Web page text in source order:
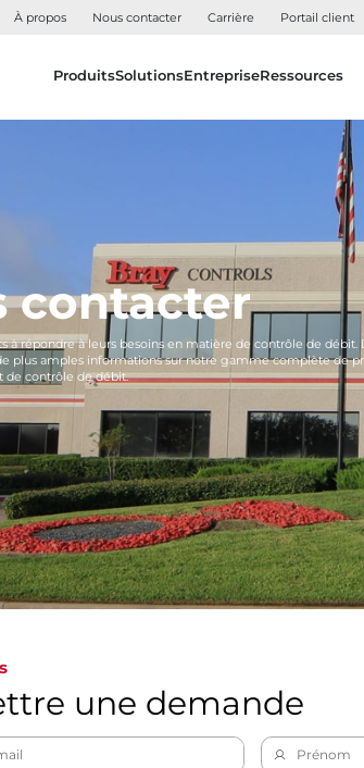
À propos Nous contacter Carrière Portail client
ProduitsSolutionsEntrepriseRessources
contacter
à répondre à leurs besoins en matière de contrôle de débit.
plus amples informations sur notre gamme complète de
de contrôle de débit.
une demande